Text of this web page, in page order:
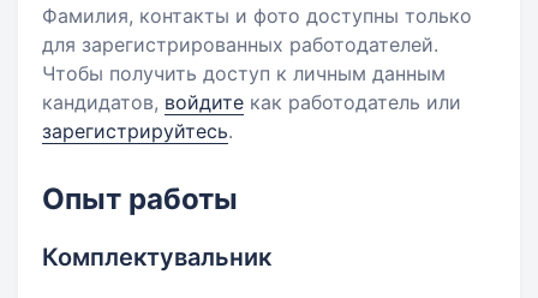
Фамилия, контакты и фото доступны только
для зарегистрированных работодателей.
Чтобы получить доступ к личным данным
кандидатов, войдите как работодатель или
зарегистрируйтесь.
Опыт работы
Комплектувальник